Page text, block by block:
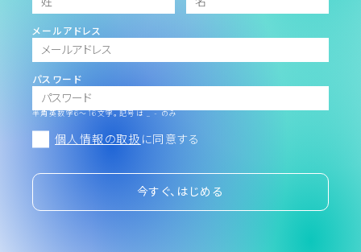
メールアドレス
パスワード
半角英数字6～16文字。記号は _ - のみ
個人情報の取扱 に同意する
今すぐ、はじめる